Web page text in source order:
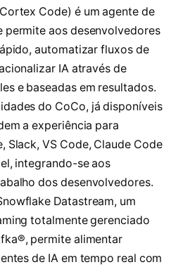
Code) é um agente de
permite aos desenvolvedores
automatizar fluxos de
IA através de
e baseadas em resultados.
do CoCo, já disponíveis
a experiência para
Slack, VS Code, Claude Code
integrando-se aos
dos desenvolvedores.
Datastream, um
totalmente gerenciado
permite alimentar
de IA em tempo real com